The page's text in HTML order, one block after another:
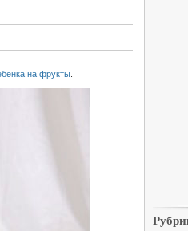
на фрукты